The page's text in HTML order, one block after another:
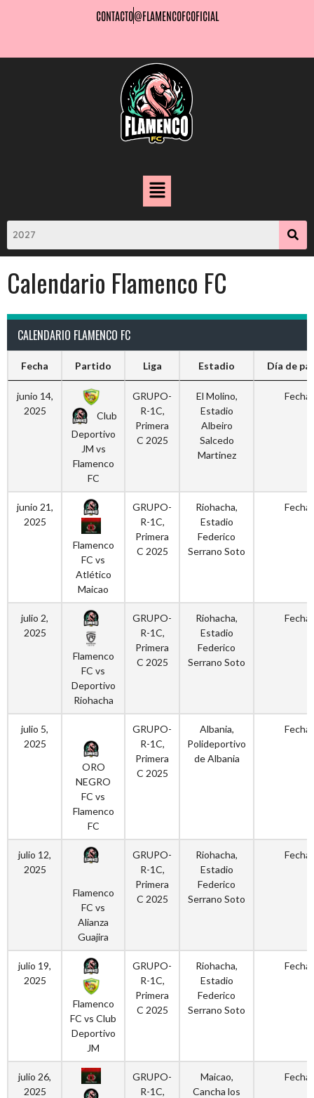
CONTACTO@FLAMENCOFCOFICIAL
Calendario Flamenco FC
CALENDARIO FLAMENCO FC
Fecha Partido Liga Estadio Día de
junio 14,
2025
Club
Deportivo
JM vs
Flamenco
FC
GRUPO-
R-1C,
Primera
C 2025
El Molino,
Estadio
Albeiro
Salcedo
Martinez
Fecha
junio 21,
2025
Flamenco
FC vs
Atlético
Maicao
GRUPO-
R-1C,
Primera
C 2025
Riohacha,
Estadio
Federico
Serrano Soto
Fecha
julio 2,
2025
Flamenco
FC vs
Deportivo
Riohacha
GRUPO-
R-1C,
Primera
C 2025
Riohacha,
Estadio
Federico
Serrano Soto
Fecha
julio 5,
2025
ORO
NEGRO
FC vs
Flamenco
FC
GRUPO-
R-1C,
Primera
C 2025
Albania,
Polideportivo
de Albania
Fecha
julio 12,
2025
Flamenco
FC vs
Alianza
Guajira
GRUPO-
R-1C,
Primera
C 2025
Riohacha,
Estadio
Federico
Serrano Soto
Fecha
julio 19,
2025
Flamenco
FC vs Club
Deportivo
JM
GRUPO-
R-1C,
Primera
C 2025
Riohacha,
Estadio
Federico
Serrano Soto
Fecha
julio 26,
2025
GRUPO-
R-1C,
Maicao,
Cancha los
Fecha